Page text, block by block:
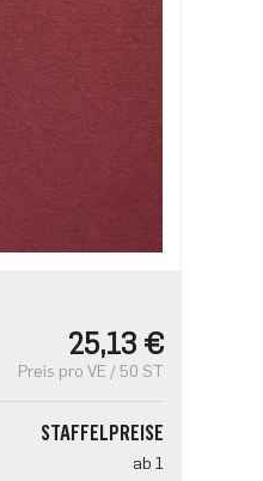
25,13 €
Preis pro VE / 50 ST
STAFFELPREISE
ab 1